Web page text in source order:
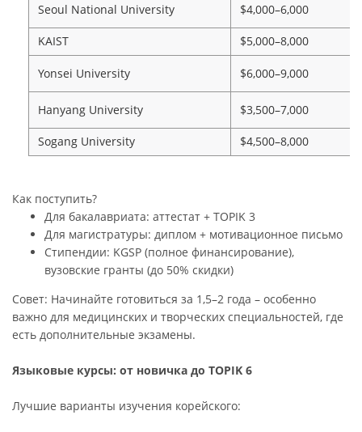
Seoul National University $4,000–6,000
KAIST $5,000–8,000
Yonsei University $6,000–9,000
Hanyang University $3,500–7,000
Sogang University $4,500–8,000
Как поступить?
Для бакалавриата: аттестат + TOPIK 3
Для магистратуры: диплом + мотивационное письмо
Стипендии: KGSP (полное финансирование),
вузовские гранты (до 50% скидки)
Совет: Начинайте готовиться за 1,5–2 года – особенно
важно для медицинских и творческих специальностей, где
есть дополнительные экзамены.
Языковые курсы: от новичка до TOPIK 6
Лучшие варианты изучения корейского: